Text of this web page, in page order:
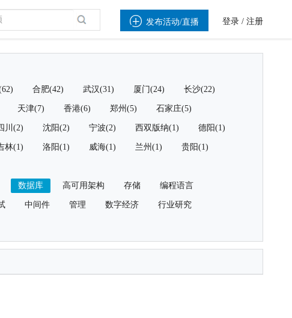
 发布活动/直播 登录 / 注册
合肥(42) 武汉(31) 厦门(24) 长沙(22)
天津(7) 香港(6) 郑州(5) 石家庄(5)
川(2) 沈阳(2) 宁波(2) 西双版纳(1) 德阳(1)
林(1) 洛阳(1) 威海(1) 兰州(1) 贵阳(1)
数据库 高可用架构 存储 编程语言
中间件 管理 数字经济 行业研究